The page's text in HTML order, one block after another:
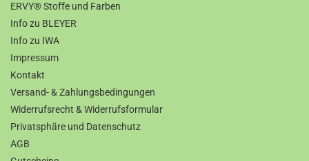
ERVY® Stoffe und Farben
Info zu BLEYER
Info zu IWA
Impressum
Kontakt
Versand- & Zahlungsbedingungen
Widerrufsrecht & Widerrufsformular
Privatsphäre und Datenschutz
AGB